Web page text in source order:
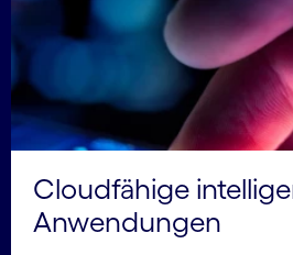
Cloudfähige
Anwendungen